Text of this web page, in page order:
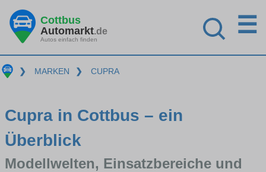
Cottbus
Automarkt.de
Autos einfach finden
☰
❯ MARKEN ❯ CUPRA
Cupra in Cottbus – ein
Überblick
Modellwelten, Einsatzbereiche und